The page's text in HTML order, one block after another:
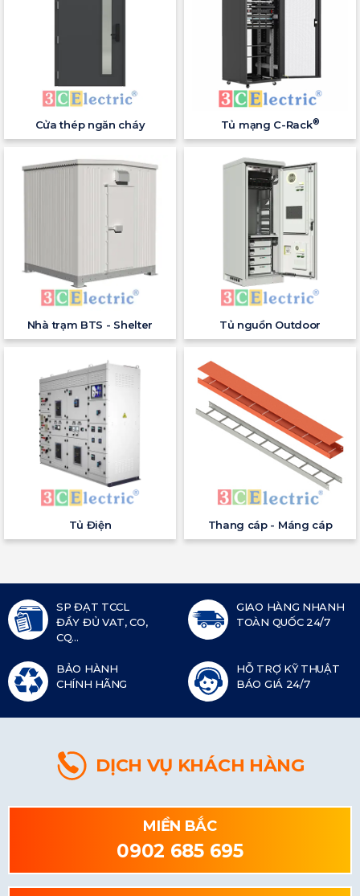
Cửa thép ngăn cháy Tủ mạng C-Rack®
Nhà trạm BTS - Shelter Tủ nguồn Outdoor
Tủ Điện Thang cáp - Máng cáp
SP ĐẠT TCCL
ĐẦY ĐỦ VAT, CO,
CQ...
GIAO HÀNG NHANH
TOÀN QUỐC 24/7
BẢO HÀNH
CHÍNH HÃNG
HỖ TRỢ KỸ THUẬT
BÁO GIÁ 24/7
DỊCH VỤ KHÁCH HÀNG
MIỀN BẮC
0902 685 695